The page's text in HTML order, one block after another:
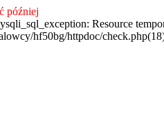
później
Resource
hf50bg/httpdoc/